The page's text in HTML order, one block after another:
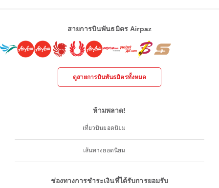
สายการบินพันธมิตร Airpaz
ดูสายการบินพันธมิตรทั้งหมด
ห้ามพลาด!
เที่ยวบินยอดนิยม
เส้นทางยอดนิยม
ช่องทางการชำระเงินที่ได้รับการยอมรับ